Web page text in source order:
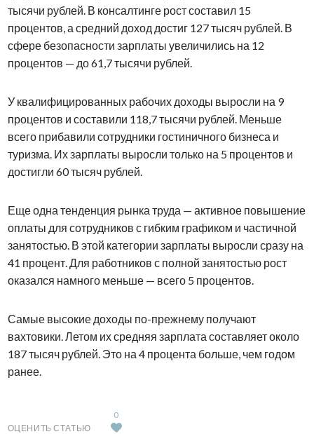
тысячи рублей. В консалтинге рост составил 15
процентов, а средний доход достиг 127 тысяч рублей. В
сфере безопасности зарплаты увеличились на 12
процентов — до 61,7 тысячи рублей.
У квалифицированных рабочих доходы выросли на 9
процентов и составили 118,7 тысячи рублей. Меньше
всего прибавили сотрудники гостиничного бизнеса и
туризма. Их зарплаты выросли только на 5 процентов и
достигли 60 тысяч рублей.
Еще одна тенденция рынка труда — активное повышение
оплаты для сотрудников с гибким графиком и частичной
занятостью. В этой категории зарплаты выросли сразу на
41 процент. Для работников с полной занятостью рост
оказался намного меньше — всего 5 процентов.
Самые высокие доходы по-прежнему получают
вахтовики. Летом их средняя зарплата составляет около
187 тысяч рублей. Это на 4 процента больше, чем годом
ранее.
ОЦЕНИТЬ СТАТЬЮ
0